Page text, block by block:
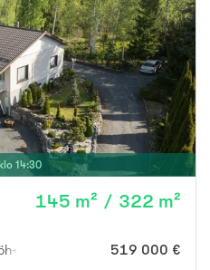
14:30
145 m² / 322 m²
519 000 €